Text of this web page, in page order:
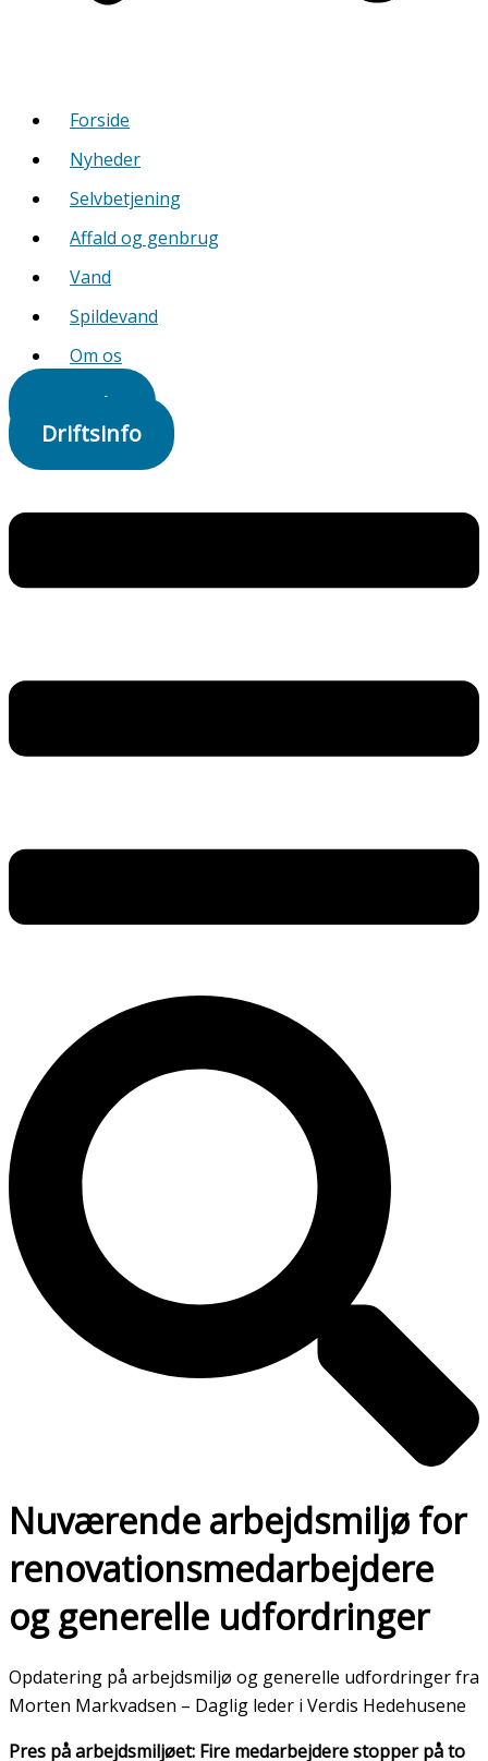
Forside
Nyheder
Selvbetjening
Affald og genbrug
Vand
Spildevand
Om os
Kontakt
Driftsinfo
Nuværende arbejdsmiljø for
renovationsmedarbejdere
og generelle udfordringer
Opdatering på arbejdsmiljø og generelle udfordringer fra
Morten Markvadsen – Daglig leder i Verdis Hedehusene
Pres på arbejdsmiljøet: Fire medarbejdere stopper på to